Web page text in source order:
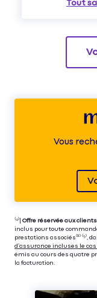
Tout
Vous
⁽⁴⁾| Offre réservée aux
inclus pour toute
prestations associés⁽³⁾ ⁽⁵⁾,
d’assurance incluses le
émis au cours des quatre
la facturation.